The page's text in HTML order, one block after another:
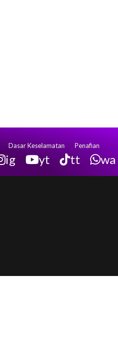
Dasar Keselamatan Penafian
ig yt tt wa